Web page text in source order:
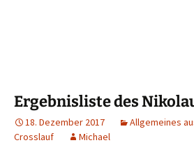
Ergebnisliste des
18. Dezember 2017 Allgemeines
Crosslauf
Michael